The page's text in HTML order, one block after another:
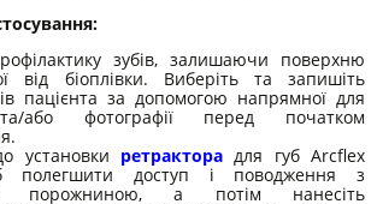
зубів, залишаючи поверхню
від біоплівки. Виберіть та запишіть
пацієнта за допомогою напрямної для
та/або фотографії перед початком
установки ретрактора для губ Arcflex
полегшити доступ і поводження з
порожниною, а потім нанесіть